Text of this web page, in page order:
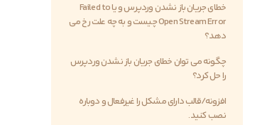
خطای جریان باز نشدن وردپرس و یا Failed to
Open Stream Error چیست و به چه علت رخ می
دهد؟
چگونه می توان خطای جریان باز نشدن وردپرس
را حل کرد؟
افزونه/قالب دارای مشکل را غیرفعال و دوباره
نصب کنید.